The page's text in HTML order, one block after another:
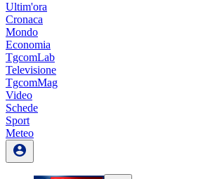
Ultim'ora
Cronaca
Mondo
Economia
TgcomLab
Televisione
TgcomMag
Video
Schede
Sport
Meteo